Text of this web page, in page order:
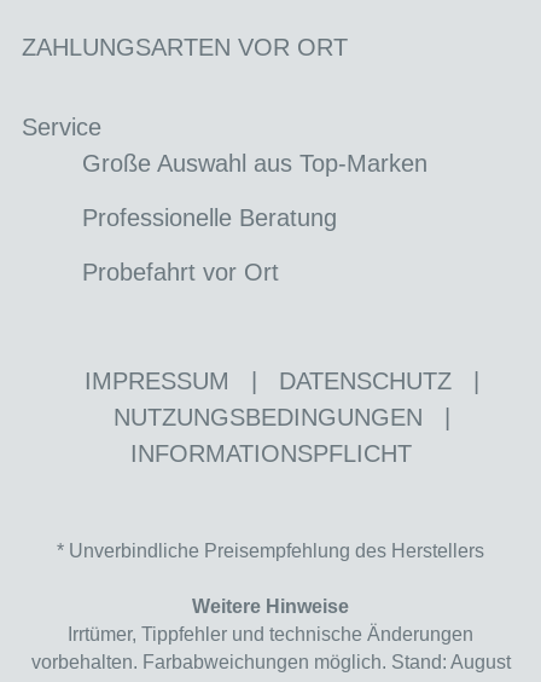
ZAHLUNGSARTEN VOR ORT
Service
Große Auswahl aus Top-Marken
Professionelle Beratung
Probefahrt vor Ort
IMPRESSUM DATENSCHUTZ
NUTZUNGSBEDINGUNGEN
INFORMATIONSPFLICHT
* Unverbindliche Preisempfehlung des Herstellers
Weitere Hinweise
Irrtümer, Tippfehler und technische Änderungen
vorbehalten. Farbabweichungen möglich. Stand: August